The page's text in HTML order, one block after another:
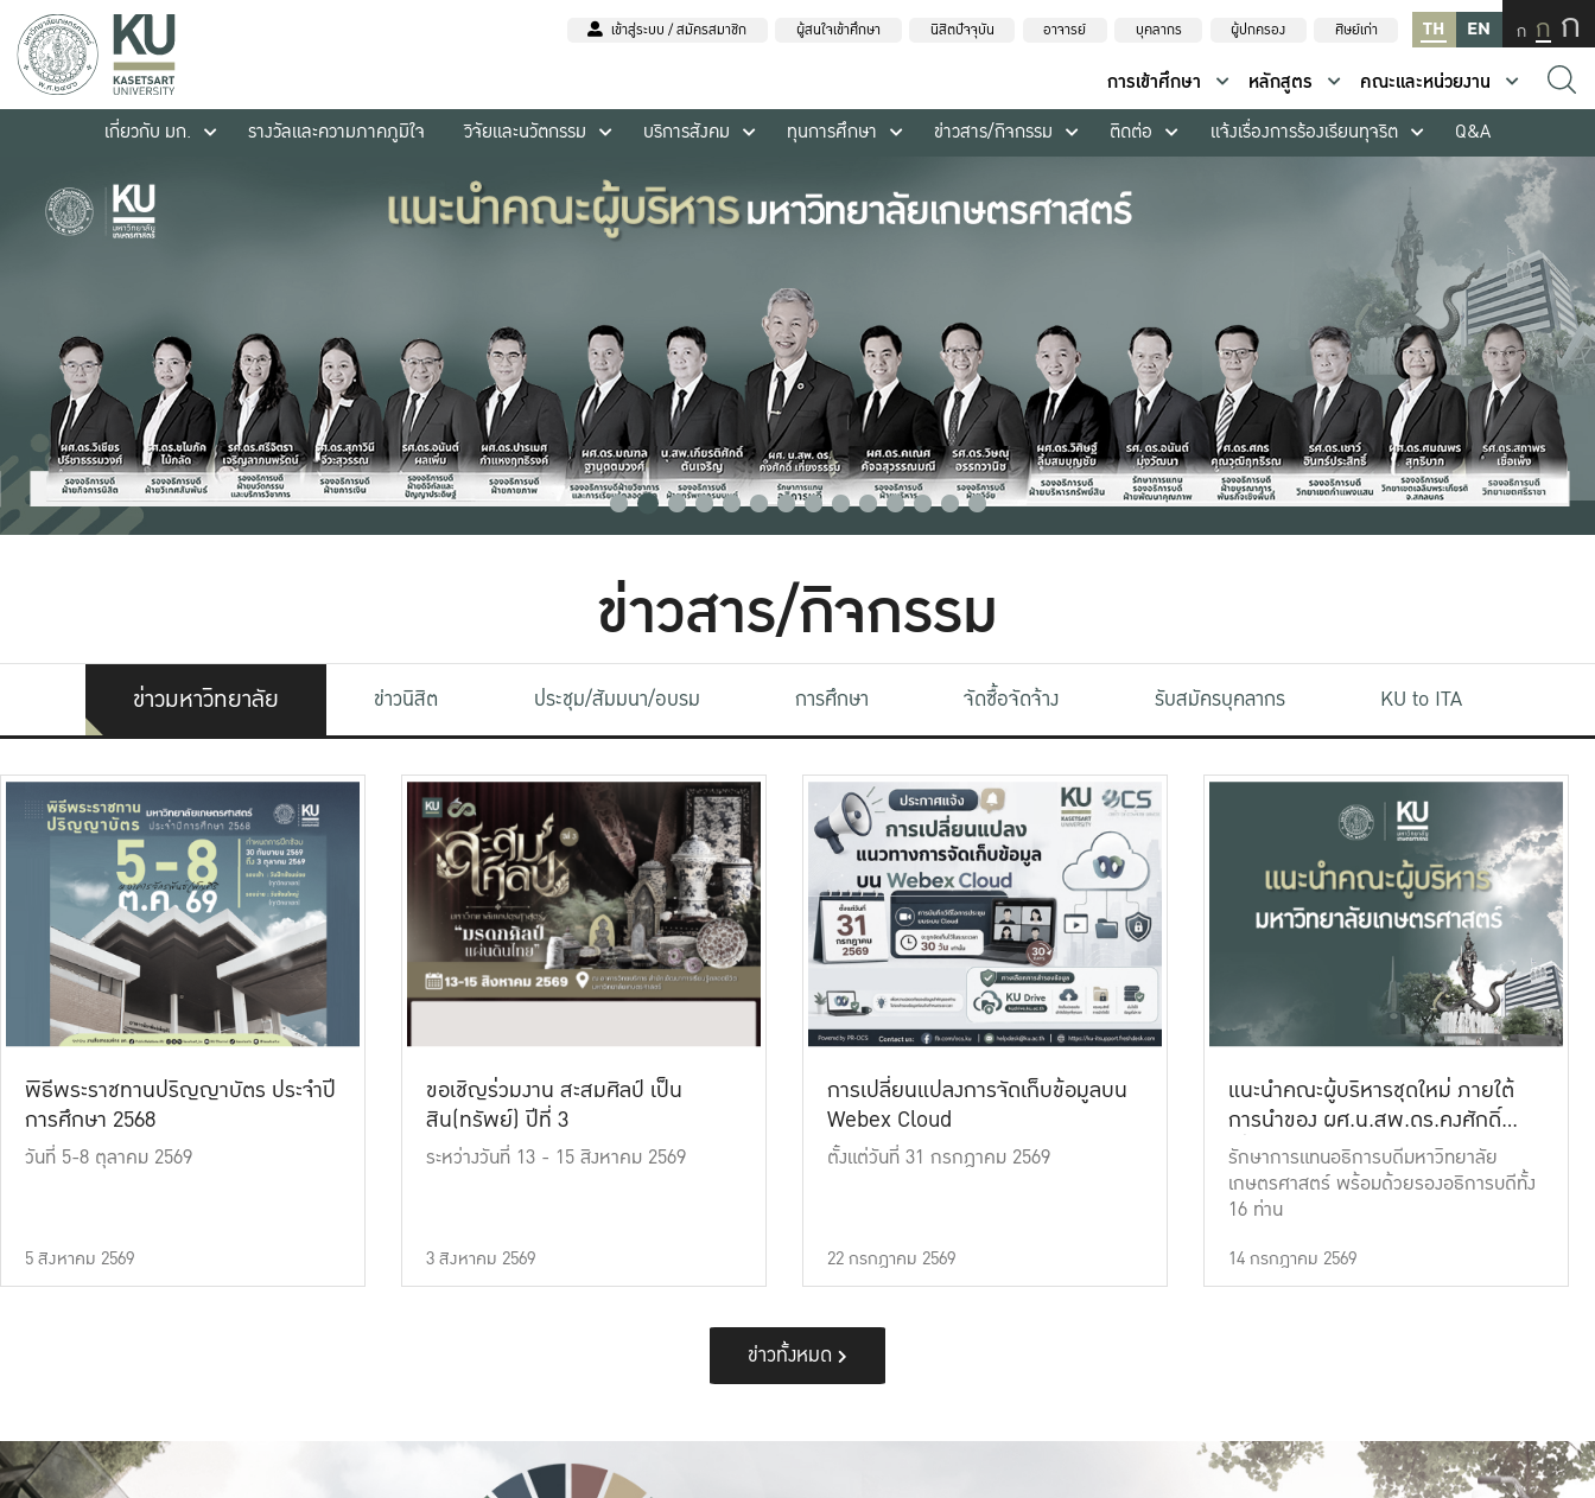
เข้าสู่ระบบ / สมัครสมาชิก ผู้สนใจเข้าศึกษา นิสิตปัจจุบัน อาจารย์ บุคลากร ผู้ปกครอง ศิษย์เก่า TH EN ก ก ก
การเข้าศึกษา หลักสูตร
คณะและหน่วยงาน
เกี่ยวกับ มก.
รางวัลและความภาคภูมิใจ วิจัยและนวัตกรรม บริการสังคม ทุนการศึกษา ข่าวสาร/กิจกรรม ติดต่อ แจ้งเรื่องการร้องเรียนทุจริต Q&A
ข่าวสาร/กิจกรรม
ข่าวมหาวิทยาลัย ข่าวนิสิต ประชุม/สัมมนา/อบรม การศึกษา จัดซื้อจัดจ้าง รับสมัครบุคลากร KU to ITA
พิธีพระราชทานปริญญาบัตร ประจำปี
การศึกษา 2568
วันที่ 5-8 ตุลาคม 2569
5 สิงหาคม 2569
ขอเชิญร่วมงาน สะสมศิลป์ เป็น
สิน(ทรัพย์) ปีที่ 3
ระหว่างวันที่ 13 - 15 สิงหาคม 2569
3 สิงหาคม 2569
การเปลี่ยนแปลงการจัดเก็บข้อมูลบน
Webex Cloud
ตั้งแต่วันที่ 31 กรกฎาคม 2569
22 กรกฎาคม 2569
แนะนำคณะผู้บริหารชุดใหม่ ภายใต้
การนำของ ผศ.น.สพ.ดร.คงศักดิ์
เที่ยงธรรม
รักษาการแทนอธิการบดีมหาวิทยาลัย
เกษตรศาสตร์ พร้อมด้วยรองอธิการบดีทั้ง
16 ท่าน
14 กรกฎาคม 2569
ข่าวทั้งหมด